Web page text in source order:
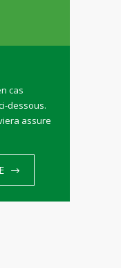
cas
dessous.
assure